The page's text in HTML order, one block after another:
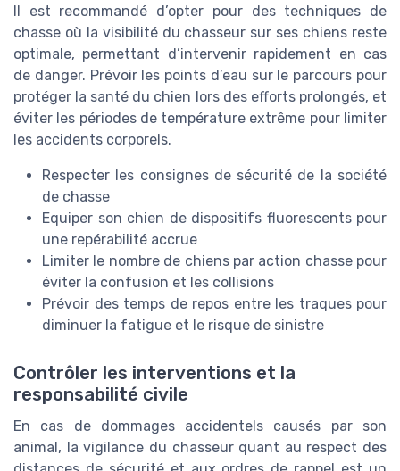
Il est recommandé d’opter pour des techniques de
chasse où la visibilité du chasseur sur ses chiens reste
optimale, permettant d’intervenir rapidement en cas
de danger. Prévoir les points d’eau sur le parcours pour
protéger la santé du chien lors des efforts prolongés, et
éviter les périodes de température extrême pour limiter
les accidents corporels.
Respecter les consignes de sécurité de la société
de chasse
Equiper son chien de dispositifs fluorescents pour
une repérabilité accrue
Limiter le nombre de chiens par action chasse pour
éviter la confusion et les collisions
Prévoir des temps de repos entre les traques pour
diminuer la fatigue et le risque de sinistre
Contrôler les interventions et la
responsabilité civile
En cas de dommages accidentels causés par son
animal, la vigilance du chasseur quant au respect des